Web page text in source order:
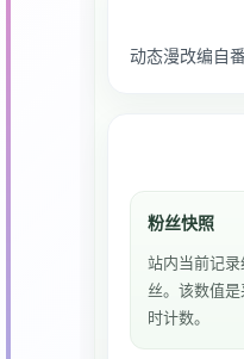
动态漫改编自
粉丝快照
站内当前记
丝。该数值
时计数。